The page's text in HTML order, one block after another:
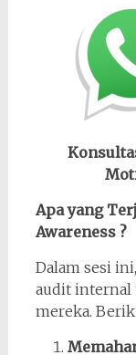
Apa yang
Awareness ?
Dalam sesi
audit internal
mereka.